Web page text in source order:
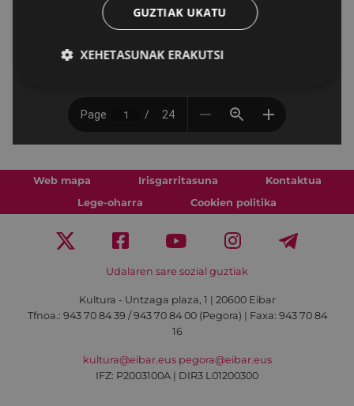
Web mapa Irisgarritasuna
Kontaktua
Lege-oharra
Cookien politika
Udalaren sare sozial guztiak
Kultura - Untzaga plaza, 1 | 20600 Eibar
Tfnoa.: 943 70 84 39 / 943 70 84 00 (Pegora) | Faxa: 943 70 84
16
kultura@eibar.eus pegora@eibar.eus
IFZ: P2003100A | DIR3 L01200300
GUZTIAK UKATU
XEHETASUNAK ERAKUTSI